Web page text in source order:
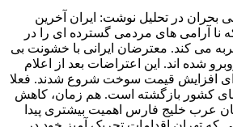
بحران در تحلیل نوشت: ایران آخرین
نا آرامی های مردمی گسترده ای را در
می کند. معترضان ایرانی با خشونت بی
شده اند. این اعتراضات بعد از اعلام
افزایش قیمت سوخت شروع شدند. فعلا
کشور بازگشته است. هم زمان، کاهش
عرب خلیج فارس اهمیت بیشتری پیدا